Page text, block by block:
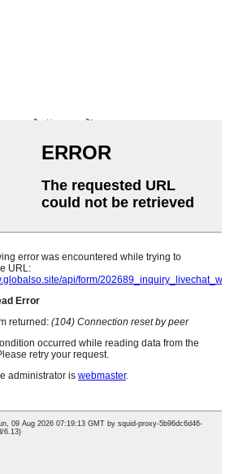
: ਸਾਰੇ ਹੱਕ ਰਾਖਵੇਂ ਹਨ।